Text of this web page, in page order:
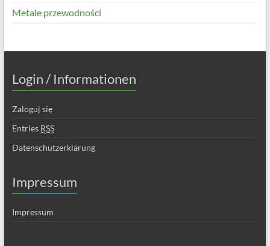
Metale przewodności
Login / Informationen
Zaloguj się
Entries RSS
Datenschutzerklärung
Impressum
Impressum